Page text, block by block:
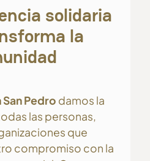
solidaria
la
Pedro damos la
las personas,
que
compromiso con la